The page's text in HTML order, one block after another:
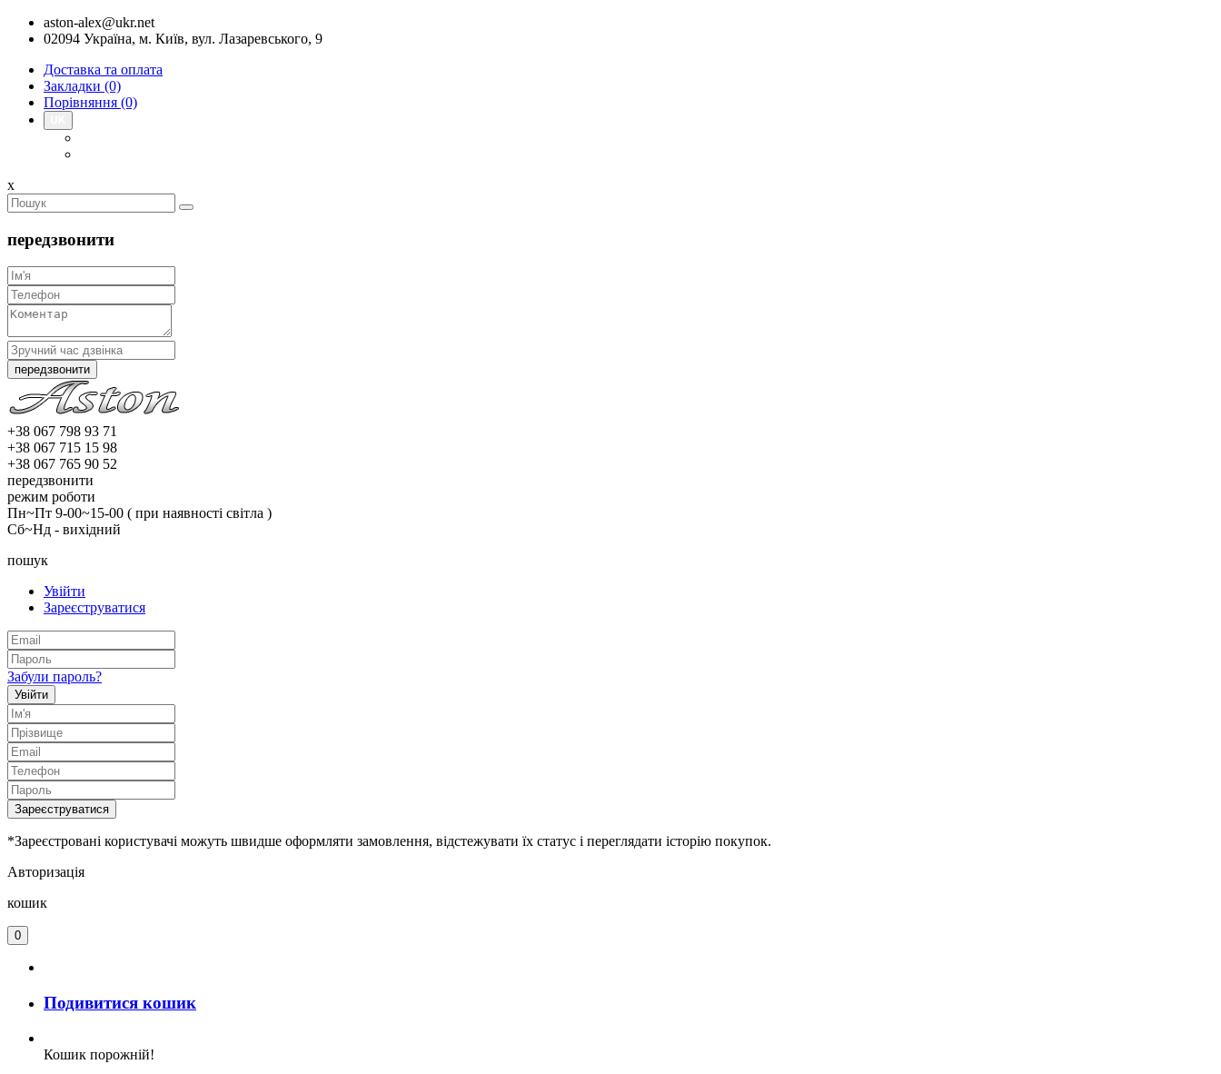
aston-alex@ukr.net
02094 Україна, м. Київ, вул. Лазаревського, 9
Доставка та оплата
Закладки (0)
Порівняння (0)
x
передзвонити
+38 067 798 93 71
+38 067 715 15 98
+38 067 765 90 52
передзвонити
режим роботи
Пн~Пт 9-00~15-00 ( при наявності світла )
Сб~Нд - вихідний
пошук
Увійти
Зареєструватися
Забули пароль?
Увійти
Зареєструватися
*Зареєстровані користувачі можуть швидше оформляти замовлення, відстежувати їх статус і переглядати історію покупок.
Авторизація
кошик
0
Подивитися кошик
Кошик порожній!